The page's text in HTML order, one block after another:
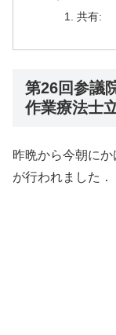
共有:
第26回参議
作業療法士
昨晩から今朝に
が行われました．